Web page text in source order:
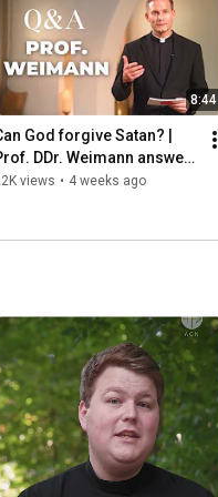
8:44
God forgive Satan? |
DDr. Weimann answers
questions
views • 4 weeks ago